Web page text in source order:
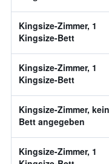
Kingsize-Zimmer, 1
Kingsize-Bett
Kingsize-Zimmer, 1
Kingsize-Bett
Kingsize-Zimmer, kein
Bett angegeben
Kingsize-Zimmer, 1